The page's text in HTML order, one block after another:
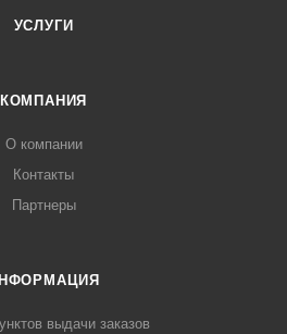
УСЛУГИ
КОМПАНИЯ
О компании
Контакты
Партнеры
выдачи заказов